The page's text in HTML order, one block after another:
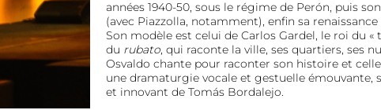
années 1940-50, sous le régime de Perón, puis
(avec Piazzolla, notamment), enfin sa renaissance
Son modèle est celui de Carlos Gardel, le roi du «
du rubato, qui raconte la ville, ses quartiers, ses
Osvaldo chante pour raconter son histoire et
une dramaturgie vocale et gestuelle émouvante,
et innovant de Tomás Bordalejo.